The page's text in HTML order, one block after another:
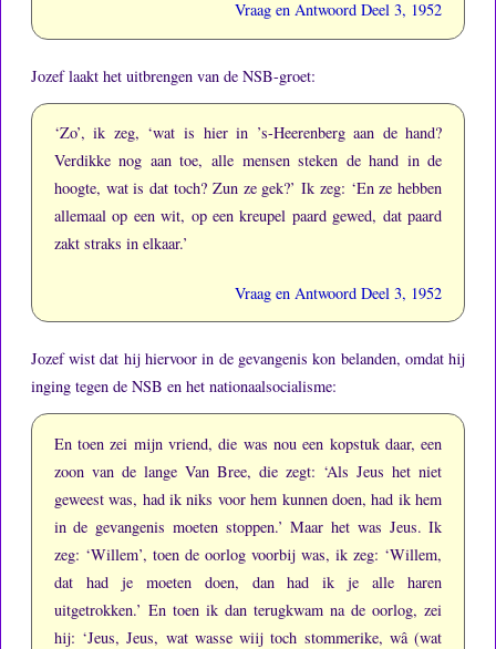
Vraag en Antwoord Deel 3, 1952
Jozef laakt het uitbrengen van de NSB-groet:
‘Zo’, ik zeg, ‘wat is hier in ’s-Heerenberg aan de hand?
Verdikke nog aan toe, alle mensen steken de hand in de
hoogte, wat is dat toch? Zun ze gek?’Ik zeg: ‘En ze hebben
allemaal op een wit, op een kreupel paard gewed, dat paard
zakt straks in elkaar.’
Vraag en Antwoord Deel 3, 1952
Jozef wist dat hij hiervoor in de gevangenis kon belanden, omdat hij
inging tegen de NSB en het nationaalsocialisme:
En toen zei mijn vriend, die was nou een kopstuk daar, een
zoon van de lange Van Bree, die zegt: ‘Als Jeus het niet
geweest was, had ik niks voor hem kunnen doen, had ik hem
in de gevangenis moeten stoppen.’Maar het was Jeus.Ik
zeg: ‘Willem’, toen de oorlog voorbij was, ik zeg: ‘Willem,
dat had je moeten doen, dan had ik je alle haren
uitgetrokken.’ En toen ik dan terugkwam na de oorlog, zei
hij: ‘Jeus, Jeus, wat wasse wiij toch stommerike, wâ (wat